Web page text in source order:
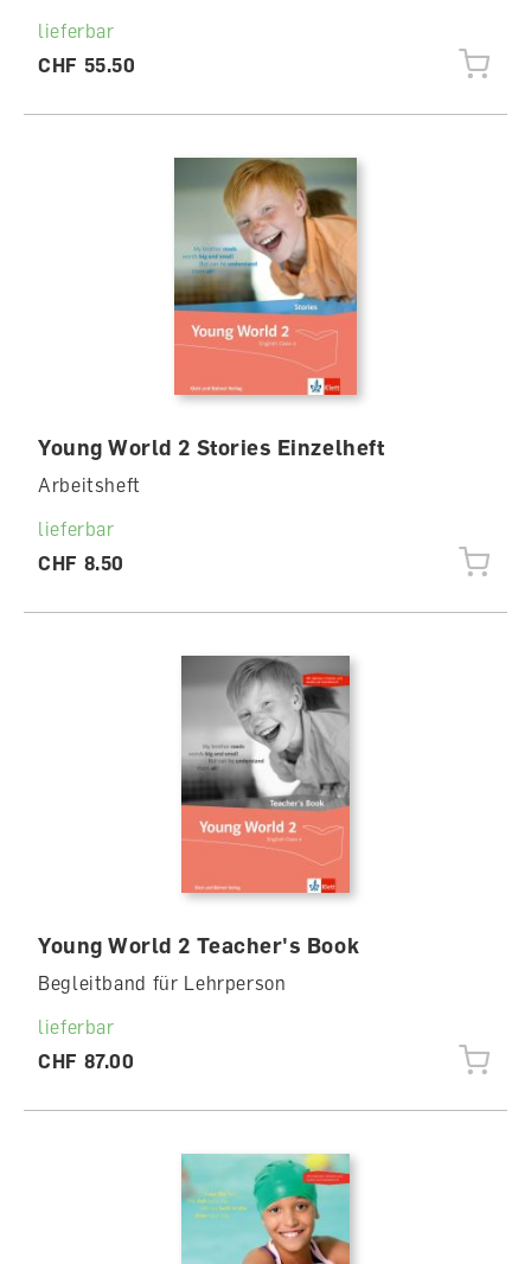
lieferbar
CHF 55.50
Young World 2 Stories Einzelheft
Arbeitsheft
lieferbar
CHF 8.50
Young World 2 Teacher's Book
Begleitband für Lehrperson
lieferbar
CHF 87.00